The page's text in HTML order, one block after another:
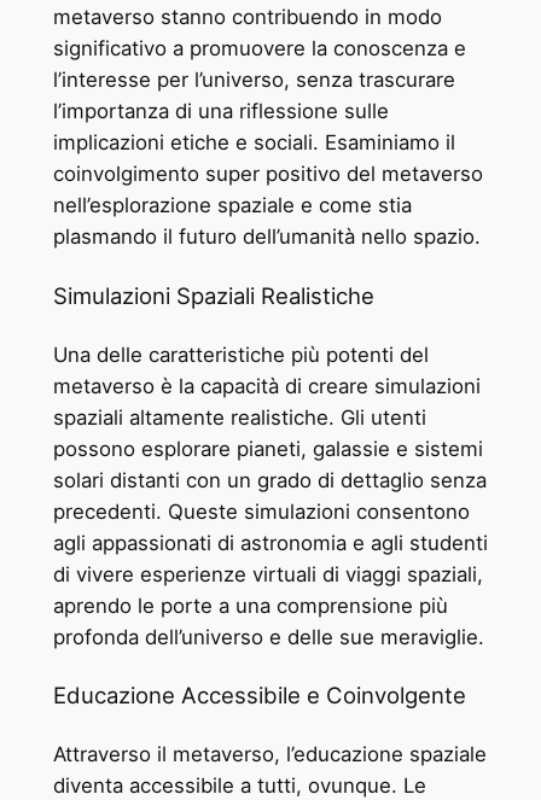
metaverso stanno contribuendo in modo
significativo a promuovere la conoscenza e
l’interesse per l’universo, senza trascurare
l’importanza di una riflessione sulle
implicazioni etiche e sociali. Esaminiamo il
coinvolgimento super positivo del metaverso
nell’esplorazione spaziale e come stia
plasmando il futuro dell’umanità nello spazio.
Simulazioni Spaziali Realistiche
Una delle caratteristiche più potenti del
metaverso è la capacità di creare simulazioni
spaziali altamente realistiche. Gli utenti
possono esplorare pianeti, galassie e sistemi
solari distanti con un grado di dettaglio senza
precedenti. Queste simulazioni consentono
agli appassionati di astronomia e agli studenti
di vivere esperienze virtuali di viaggi spaziali,
aprendo le porte a una comprensione più
profonda dell’universo e delle sue meraviglie.
Educazione Accessibile e Coinvolgente
Attraverso il metaverso, l’educazione spaziale
diventa accessibile a tutti, ovunque. Le